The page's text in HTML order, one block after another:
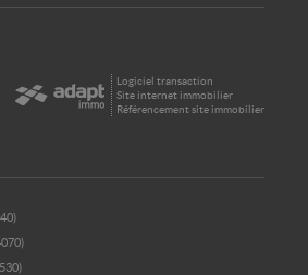
Logiciel transaction
Site internet immobilier
Référencement site immobilier